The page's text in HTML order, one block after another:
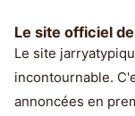
Le site officiel
Le site
incontournable.
annoncées en